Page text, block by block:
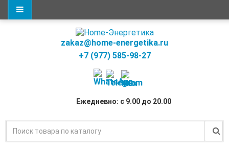
zakaz@home-energetika.ru
+7 (977) 585-98-27
Ежедневно: с 9.00 до 20.00